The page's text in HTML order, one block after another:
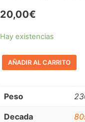
20,00€
Hay existencias
AÑADIR AL CARRITO
Peso
Decada